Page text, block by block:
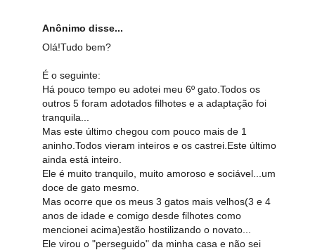
Anônimo disse...
Olá!Tudo bem?
É o seguinte:
Há pouco tempo eu adotei meu 6º gato.Todos os
outros 5 foram adotados filhotes e a adaptação foi
tranquila...
Mas este último chegou com pouco mais de 1
aninho.Todos vieram inteiros e os castrei.Este último
ainda está inteiro.
Ele é muito tranquilo, muito amoroso e sociável...um
doce de gato mesmo.
Mas ocorre que os meus 3 gatos mais velhos(3 e 4
anos de idade e comigo desde filhotes como
mencionei acima)estão hostilizando o novato...
Ele virou o "perseguido" da minha casa e não sei